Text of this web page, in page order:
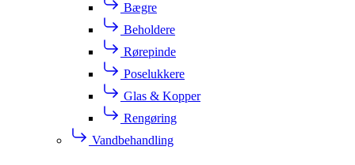
Bægre
Beholdere
Rørepinde
Poselukkere
Glas & Kopper
Rengøring
Vandbehandling